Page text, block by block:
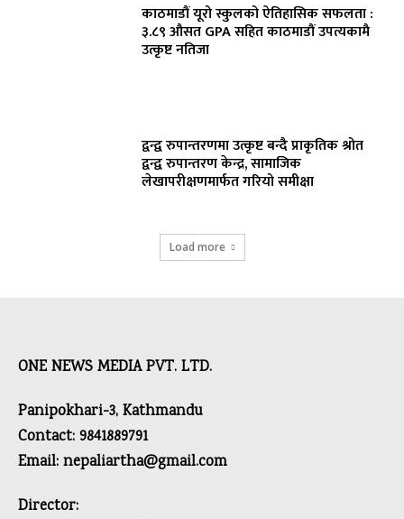
काठमाडौं यूरो स्कुलको ऐतिहासिक सफलता :
३.८९ औसत GPA सहित काठमाडौं उपत्यकामै
उत्कृष्ट नतिजा
द्वन्द्व रुपान्तरणमा उत्कृष्ट बन्दै प्राकृतिक श्रोत
द्वन्द्व रुपान्तरण केन्द्र, सामाजिक
लेखापरीक्षणमार्फत गरियो समीक्षा
Load more
ONE NEWS MEDIA PVT. LTD.
Panipokhari-3, Kathmandu
Contact: 9841889791
Email: nepaliartha@gmail.com
Director: